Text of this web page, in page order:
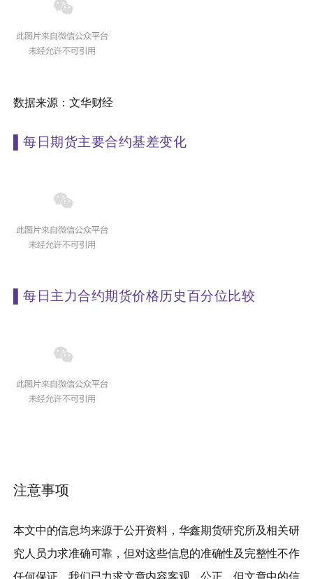
数据来源：文华财经
▌每日期货主要合约基差变化
▌每日主力合约期货价格历史百分位比较
注意事项
本文中的信息均来源于公开资料，华鑫期货研究所及相关研
究人员力求准确可靠，但对这些信息的准确性及完整性不作
任何保证。我们已力求文章内容客观、公正，但文章中的信